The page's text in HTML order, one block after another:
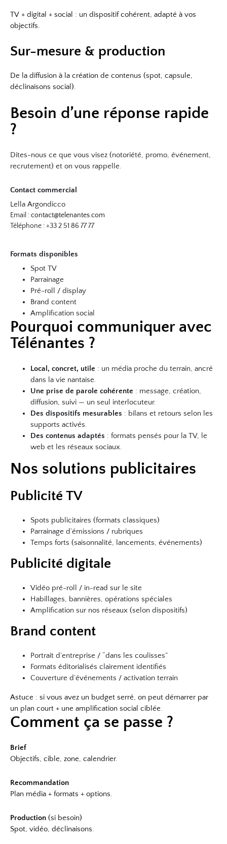
TV + digital + social : un dispositif cohérent, adapté à vos
objectifs.
Sur-mesure & production
De la diffusion à la création de contenus (spot, capsule,
déclinaisons social).
Besoin d’une réponse rapide
?
Dites-nous ce que vous visez (notoriété, promo, événement,
recrutement) et on vous rappelle.
Contact commercial
Lella Argondicco
Email :contact@telenantes.com
Téléphone : +33 2 51 86 77 77
Formats disponibles
Spot TV
Parrainage
Pré-roll / display
Brand content
Amplification social
Pourquoi communiquer avec
Télénantes ?
Local, concret, utile : un média proche du terrain, ancré
dans la vie nantaise.
Une prise de parole cohérente : message, création,
diffusion, suivi — un seul interlocuteur.
Des dispositifs mesurables : bilans et retours selon les
supports activés.
Des contenus adaptés : formats pensés pour la TV, le
web et les réseaux sociaux.
Nos solutions publicitaires
Publicité TV
Spots publicitaires (formats classiques)
Parrainage d’émissions / rubriques
Temps forts (saisonnalité, lancements, événements)
Publicité digitale
Vidéo pré-roll / in-read sur le site
Habillages, bannières, opérations spéciales
Amplification sur nos réseaux (selon dispositifs)
Brand content
Portrait d’entreprise / “dans les coulisses”
Formats éditorialisés clairement identifiés
Couverture d’événements / activation terrain
Astuce : si vous avez un budget serré, on peut démarrer par
un plan court + une amplification social ciblée.
Comment ça se passe ?
Brief
Objectifs, cible, zone, calendrier.
Recommandation
Plan média + formats + options.
Production (si besoin)
Spot, vidéo, déclinaisons.